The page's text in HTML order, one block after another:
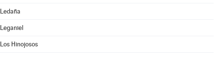
Ledaña
Leganiel
Los Hinojosos